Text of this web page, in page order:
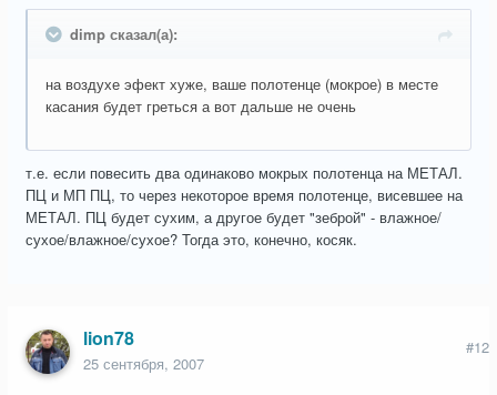
dimp сказал(а):
на воздухе эфект хуже, ваше полотенце (мокрое) в месте
касания будет греться а вот дальше не очень
т.е. если повесить два одинаково мокрых полотенца на МЕТАЛ.
ПЦ и МП ПЦ, то через некоторое время полотенце, висевшее на
МЕТАЛ. ПЦ будет сухим, а другое будет "зеброй" - влажное/
сухое/влажное/сухое? Тогда это, конечно, косяк.
lion78
25 сентября, 2007
#12